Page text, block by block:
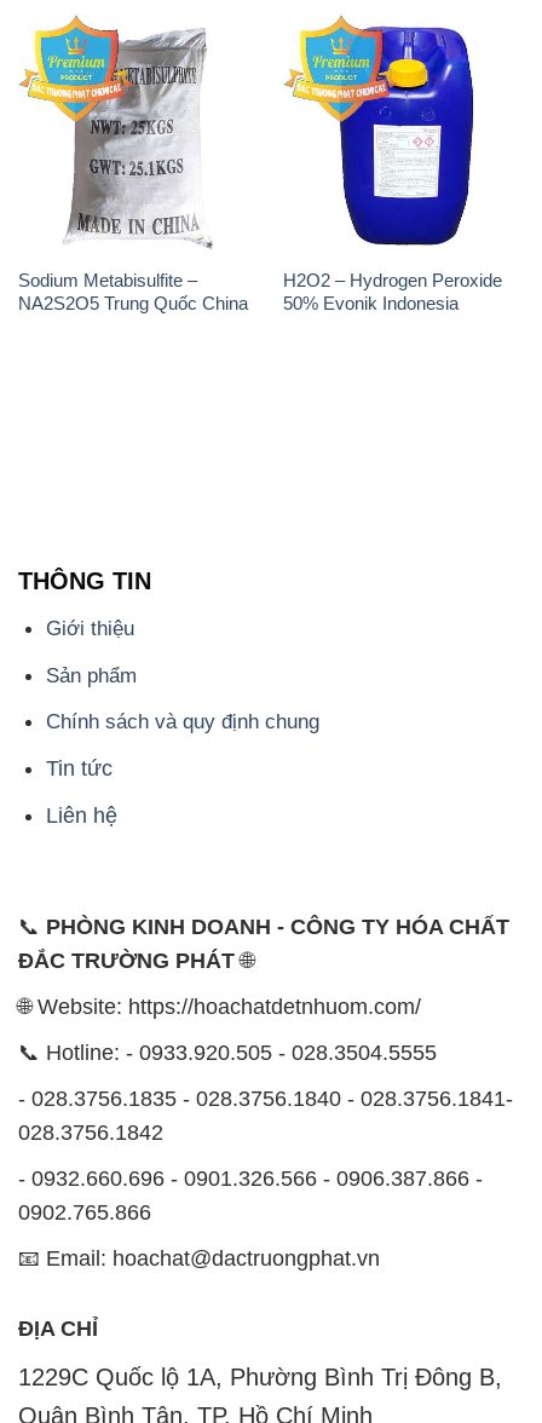
Sodium Metabisulfite –
NA2S2O5 Trung Quốc China
H2O2 – Hydrogen Peroxide
50% Evonik Indonesia
THÔNG TIN
Giới thiệu
Sản phẩm
Chính sách và quy định chung
Tin tức
Liên hệ
📞 PHÒNG KINH DOANH - CÔNG TY HÓA CHẤT
ĐẮC TRƯỜNG PHÁT🌐
🌐 Website: https://hoachatdetnhuom.com/
📞 Hotline: - 0933.920.505 - 028.3504.5555
- 028.3756.1835 - 028.3756.1840 - 028.3756.1841-
028.3756.1842
- 0932.660.696 - 0901.326.566 - 0906.387.866 -
0902.765.866
📧 Email: hoachat@dactruongphat.vn
ĐỊA CHỈ
1229C Quốc lộ 1A, Phường Bình Trị Đông B,
Quận Bình Tân, TP. Hồ Chí Minh